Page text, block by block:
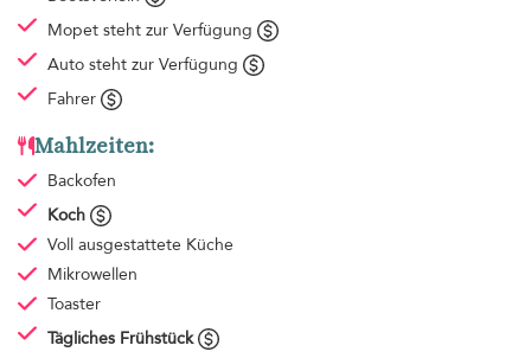
Mopet steht zur Verfügung
Auto steht zur Verfügung
Fahrer
Mahlzeiten:
Backofen
Koch
Voll ausgestattete Küche
Mikrowellen
Toaster
Tägliches Frühstück